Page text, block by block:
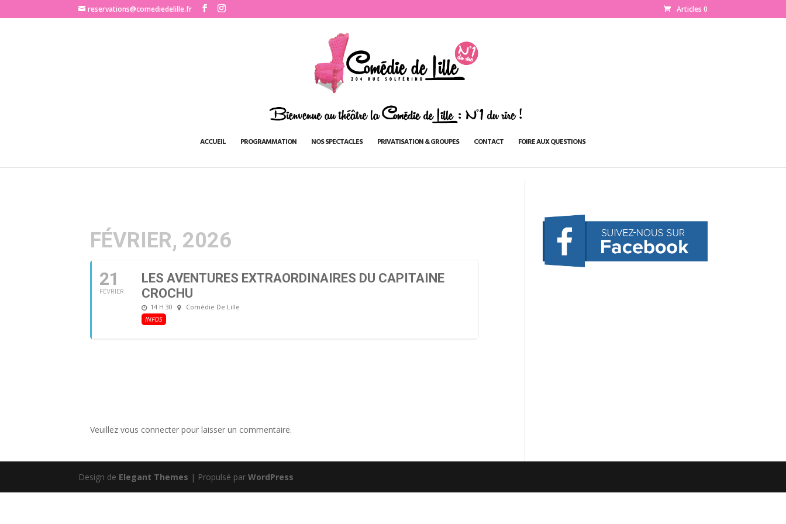
http://www.comediedelille.frreservations@comediedelille.fr Articles 0
ACCUEIL PROGRAMMATION NOS SPECTACLES PRIVATISATION & GROUPES CONTACT FOIRE AUX QUESTIONS
FÉVRIER, 2026
21
FÉVRIER
LES AVENTURES EXTRAORDINAIRES DU CAPITAINE
CROCHU
14 H 30
Comédie De Lille
INFOS
Veuillez vous connecter pour laisser un commentaire.
Design de Elegant Themes | Propulsé parWordPress